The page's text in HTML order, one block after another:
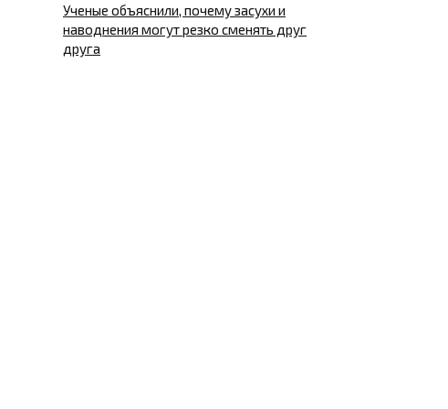
Ученые объяснили, почему засухи и
наводнения могут резко сменять друг
друга